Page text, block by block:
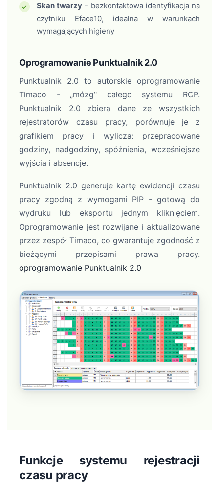
Skan twarzy - bezkontaktowa identyfikacja na
czytniku Eface10, idealna w warunkach
wymagających higieny
Oprogramowanie Punktualnik 2.0
Punktualnik 2.0 to autorskie oprogramowanie
Timaco - „mózg" całego systemu RCP.
Punktualnik 2.0 zbiera dane ze wszystkich
rejestratorów czasu pracy, porównuje je z
grafikiem pracy i wylicza: przepracowane
godziny, nadgodziny, spóźnienia, wcześniejsze
wyjścia i absencje.
Punktualnik 2.0 generuje kartę ewidencji czasu
pracy zgodną z wymogami PIP - gotową do
wydruku lub eksportu jednym kliknięciem.
Oprogramowanie jest rozwijane i aktualizowane
przez zespół Timaco, co gwarantuje zgodność z
bieżącymi przepisami prawa pracy.
oprogramowanie Punktualnik 2.0
Funkcje systemu rejestracji
czasu pracy